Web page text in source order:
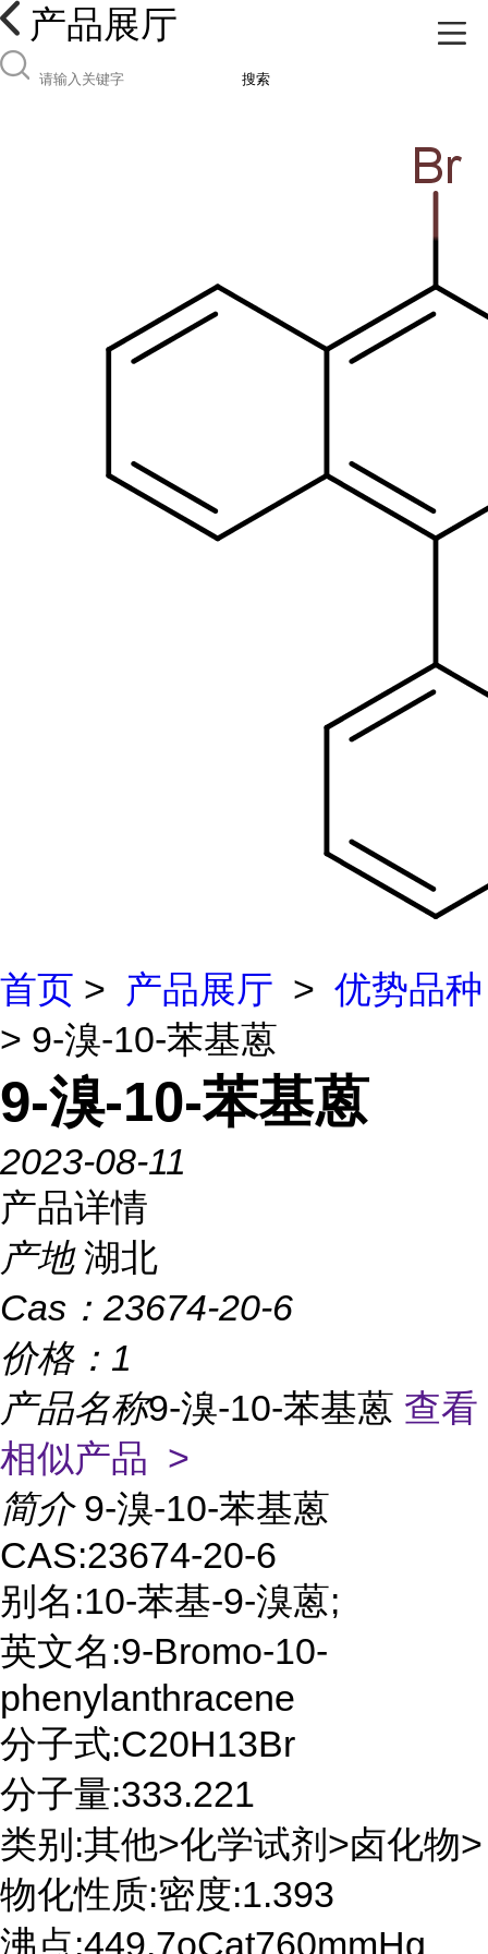
产品展厅
搜索
首页 > 产品展厅 > 优势品种
> 9-溴-10-苯基蒽
9-溴-10-苯基蒽
2023-08-11
产品详情
产地 湖北
Cas： 23674-20-6
价格： 1
产品名称9-溴-10-苯基蒽 查看
相似产品 >
简介 9-溴-10-苯基蒽
CAS:23674-20-6
别名:10-苯基-9-溴蒽;
英文名:9-Bromo-10-
phenylanthracene
分子式:C20H13Br
分子量:333.221
类别:其他>化学试剂>卤化物>
物化性质:密度:1.393
沸点:449.7oCat760mmHg